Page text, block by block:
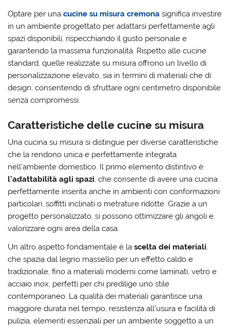
Optare per unacucine su misura cremona significa investire
in un ambiente progettato per adattarsi perfettamente agli
spazi disponibili, rispecchiando il gusto personale e
garantendo la massima funzionalità. Rispetto alle cucine
standard, quelle realizzate su misura offrono un livello di
personalizzazione elevato, sia in termini di materiali che di
design, consentendo di sfruttare ogni centimetro disponibile
senza compromessi.
Caratteristiche delle cucine su misura
Una cucina su misura si distingue per diverse caratteristiche
che la rendono unica e perfettamente integrata
nell’ambiente domestico. Il primo elemento distintivo è
l’adattabilità agli spazi, che consente di avere una cucina
perfettamente inserita anche in ambienti con conformazioni
particolari, soffitti inclinati o metrature ridotte. Grazie a un
progetto personalizzato, si possono ottimizzare gli angoli e
valorizzare ogni area della casa.
Un altro aspetto fondamentale è lascelta dei materiali
che spazia dal legno massello per un effetto caldo e
tradizionale, fino a materiali moderni come laminati, vetro e
acciaio inox, perfetti per chi predilige uno stile
contemporaneo. La qualità dei materiali garantisce una
maggiore durata nel tempo, resistenza all’usura e facilità di
pulizia, elementi essenziali per un ambiente soggetto a un